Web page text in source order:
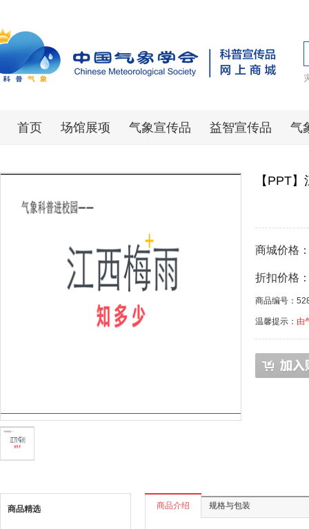
首页 场馆展项 气象宣传品 益智宣传品 气
【PPT
商城价格
折扣价格
商品编号：
温馨提示： 由
商品精选 商品介绍 规格与包装